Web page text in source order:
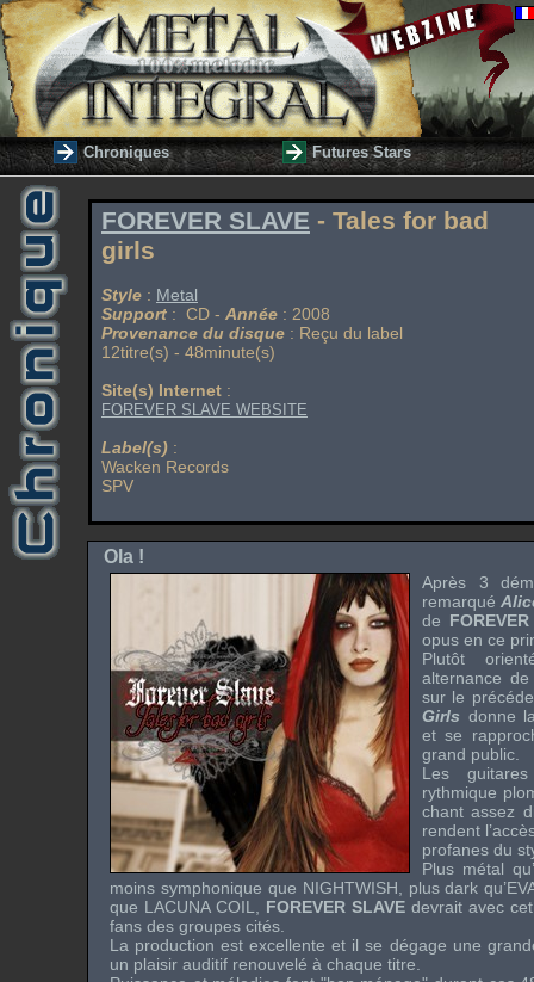
Chroniques Futures Stars
FOREVER SLAVE - Tales for bad
girls
Style : Metal
Support : CD - Année : 2008
Provenance du disque : Reçu du label
12titre(s) - 48minute(s)
Site(s) Internet :
FOREVER SLAVE WEBSITE
Label(s) :
Wacken Records
SPV
Ola !
Après 3
remarqué
de
opus en ce
Plutôt
alternance
sur le
Girls donne
et se
grand public.
Les
rythmique
chant assez
rendent
profanes du
Plus métal
moins symphonique que NIGHTWISH , plusdark qu’
que LACUNA COIL FOREVER SLAVE devrait avec
fans des groupes cités.
La production est excellente et il se dégage une
un plaisir auditif renouvelé à chaque titre.